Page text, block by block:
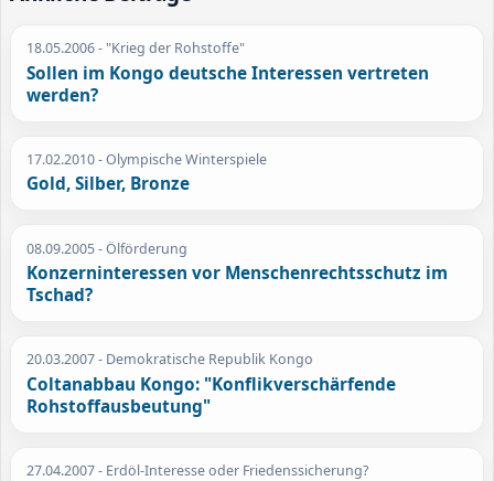
18.05.2006- "Krieg der Rohstoffe"
Sollen im Kongo deutsche Interessen vertreten
werden?
17.02.2010- Olympische Winterspiele
Gold, Silber, Bronze
08.09.2005- Ölförderung
Konzerninteressen vor Menschenrechtsschutz im
Tschad?
20.03.2007- Demokratische Republik Kongo
Coltanabbau Kongo: "Konflikverschärfende
Rohstoffausbeutung"
27.04.2007- Erdöl-Interesse oder Friedenssicherung?